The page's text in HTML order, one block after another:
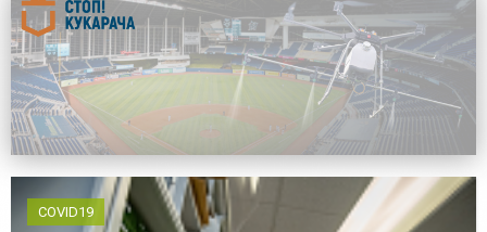
COVID19